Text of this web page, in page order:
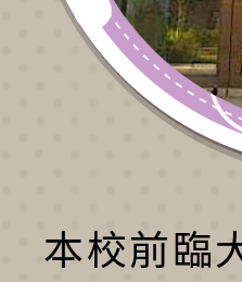
本校前臨